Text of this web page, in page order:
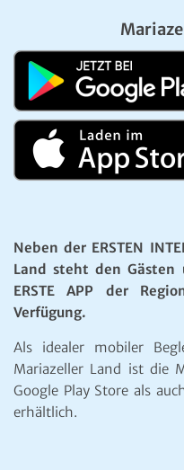
Neben der ERSTEN
Land steht den Gästen
ERSTE APP der
Verfügung.
Als idealer mobiler
Mariazeller Land ist die
Google Play Store als
erhältlich.